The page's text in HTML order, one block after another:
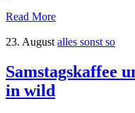
Read More
23. August alles sonst so
Samstagskaffee
in wild